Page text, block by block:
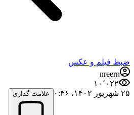
ضبط فيلم و عكس
nreern
۱۰٬۰۲۲
۲۵ شهریور ۱۴۰۲،‏ ۰:۴۶
علامت گذاری